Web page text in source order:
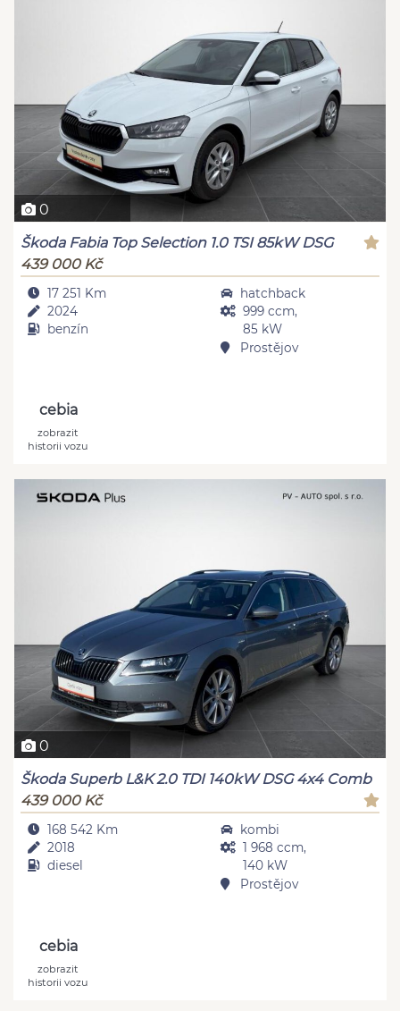
0
Škoda Fabia Top Selection 1.0 TSI 85kW DSG
439 000 Kč
17 251 Km
2024
benzín
hatchback
999 ccm,
85 kW
Prostějov
cebia
zobrazit
historii vozu
0
Škoda Superb L&K 2.0 TDI 140kW DSG 4x4 Comb
439 000 Kč
168 542 Km
2018
diesel
kombi
1 968 ccm,
140 kW
Prostějov
cebia
zobrazit
historii vozu